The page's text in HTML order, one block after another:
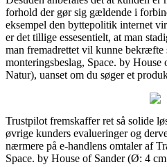
forhold der gør sig gældende i
eksempel den byttepolitik internet
er det tillige essesentielt, at man
man fremadrettet vil kunne
monteringsbeslag, Space. by
Natur), uanset om du søger et
Trustpilot fremskaffer ret så solide
øvrige kunders evalueringer og
nærmere på e-handlens omtaler af
Space. by House of Sander (Ø: 4